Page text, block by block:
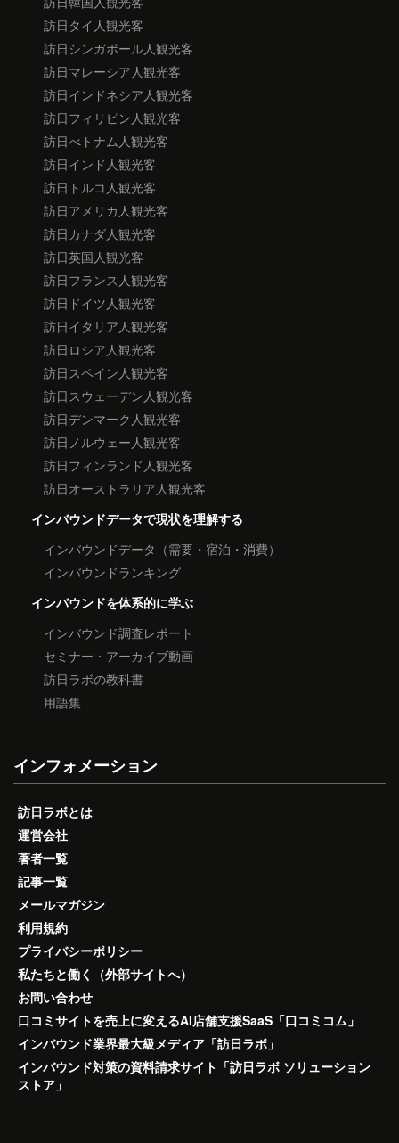
訪日タイ人観光客
訪日シンガポール人観光客
訪日マレーシア人観光客
訪日インドネシア人観光客
訪日フィリピン人観光客
訪日べトナム人観光客
訪日インド人観光客
訪日トルコ人観光客
訪日アメリカ人観光客
訪日カナダ人観光客
訪日英国人観光客
訪日フランス人観光客
訪日ドイツ人観光客
訪日イタリア人観光客
訪日ロシア人観光客
訪日スペイン人観光客
訪日スウェーデン人観光客
訪日デンマーク人観光客
訪日ノルウェー人観光客
訪日フィンランド人観光客
訪日オーストラリア人観光客
インバウンドデータで現状を理解する
インバウンドデータ（需要・宿泊・消費）
インバウンドランキング
インバウンドを体系的に学ぶ
インバウンド調査レポート
セミナー・アーカイブ動画
訪日ラボの教科書
用語集
インフォメーション
訪日ラボとは
運営会社
著者一覧
記事一覧
メールマガジン
利用規約
プライバシーポリシー
私たちと働く（外部サイトへ）
お問い合わせ
口コミサイトを売上に変えるAI店舗支援SaaS「口コミコム」
インバウンド業界最大級メディア「訪日ラボ」
インバウンド対策の資料請求サイト「訪日ラボ ソリューション
ストア」